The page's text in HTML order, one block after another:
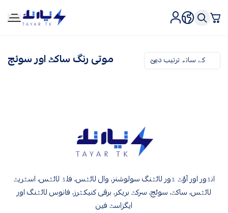
tirtk
موتی رنگ ساکٹ اور سوئچ
انڈور اور آؤٹ ڈور لائٹنگ سولوشنز، وال لائٹس، فلڈ لائٹس، اسٹریٹ
لائٹس، ساکٹ، سوئچ، سرکٹ بریکر، برقی کنیکٹرز، فانوس لائٹنگ اور
ایگزاسٹ فین